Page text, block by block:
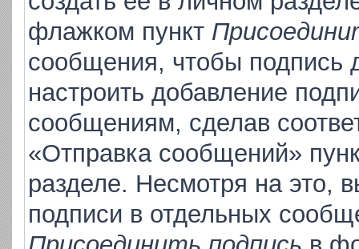
флажком пункт
сообщения, чтобы подпись
настроить добавление
сообщениям, сделав
«Отправка сообщений»
разделе. Несмотря на это,
подписи в отдельных